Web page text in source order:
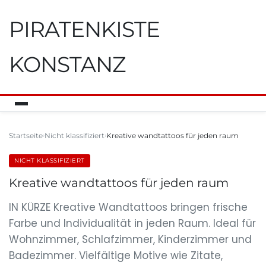
PIRATENKISTE
KONSTANZ
Startseite Nicht klassifiziert Kreative wandtattoos für jeden raum
NICHT KLASSIFIZIERT
Kreative wandtattoos für jeden raum
IN KÜRZE Kreative Wandtattoos bringen frische
Farbe und Individualität in jeden Raum. Ideal für
Wohnzimmer, Schlafzimmer, Kinderzimmer und
Badezimmer. Vielfältige Motive wie Zitate,